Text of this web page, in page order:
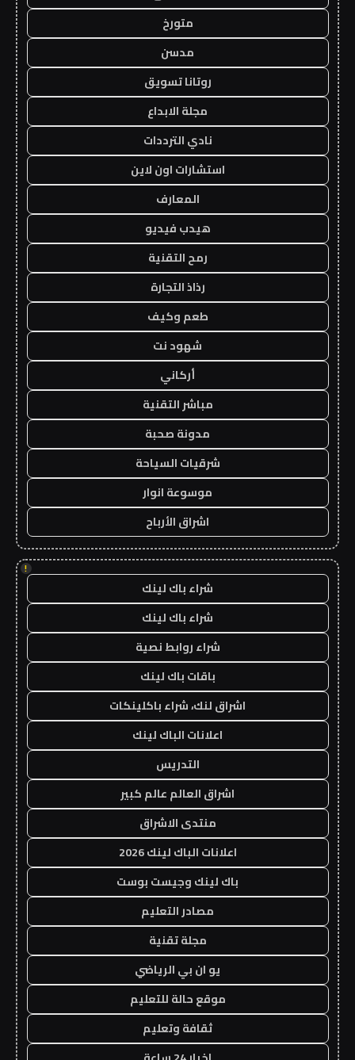
متورخ
مدسن
روتانا تسويق
مجلة الابداع
نادي الترددات
استشارات اون لاين
المعارف
هيدب فيديو
رمح التقنية
رذاذ التجارة
طعم وكيف
شهود نت
أركاني
مباشر التقنية
مدونة صحبة
شرقيات السياحة
موسوعة انوار
اشراق الأرباح
!
شراء باك لينك
شراء باك لينك
شراء روابط نصية
باقات باك لينك
اشراق لنك، شراء باكلينكات
اعلانات الباك لينك
التدريس
اشراق العالم عالم كبير
منتدى الاشراق
اعلانات الباك لينك 2026
باك لينك وجيست بوست
مصادر التعليم
مجلة تقنية
يو ان بي الرياضي
موقع حالة للتعليم
ثقافة وتعليم